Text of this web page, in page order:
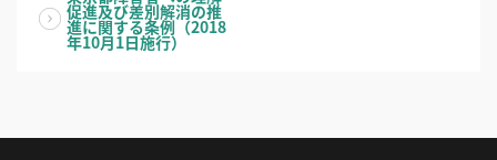
促進及び差別解消の推
進に関する条例（2018
年10月1日施行）